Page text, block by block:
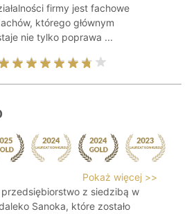
firmy jest fachowe
którego głównym
nie tylko poprawa ...
Pokaż więcej >>
z siedzibą w
Sanoka, które zostało